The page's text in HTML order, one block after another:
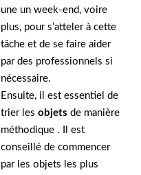
une un week-end, voire
plus, pour s’atteler à cette
tâche et de se faire aider
par des professionnels si
nécessaire.
Ensuite, il est essentiel de
trier les objets de manière
méthodique . Il est
conseillé de commencer
par les objets les plus